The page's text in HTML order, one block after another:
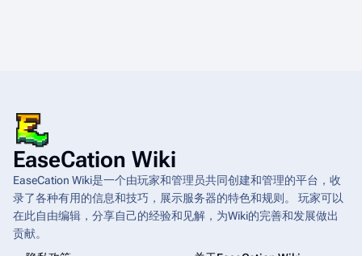
EaseCation Wiki
EaseCation Wiki是一个由玩家和管理员共同创建和管理的平台，收
录了各种有用的信息和技巧，展示服务器的特色和规则。 玩家可以
在此自由编辑，分享自己的经验和见解，为Wiki的完善和发展做出
贡献。